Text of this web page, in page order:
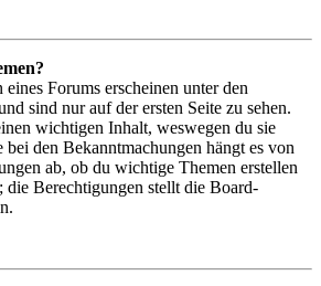
Forums erscheinen unter den
sind nur auf der ersten Seite zu sehen.
wichtigen Inhalt, weswegen du sie
bei den Bekanntmachungen hängt es von
ab, ob du wichtige Themen erstellen
die Berechtigungen stellt die Board-